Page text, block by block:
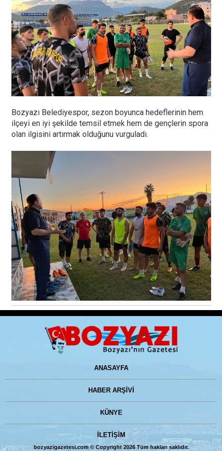
Bozyazı Belediyespor, sezon boyunca hedeflerinin hem
ilçeyi en iyi şekilde temsil etmek hem de gençlerin spora
olan ilgisini artırmak olduğunu vurguladı.
ANASAYFA
HABER ARŞİVİ
KÜNYE
İLETİŞİM
bozyazigazetesi.com © Copyright 2026 Tüm hakları saklıdır.